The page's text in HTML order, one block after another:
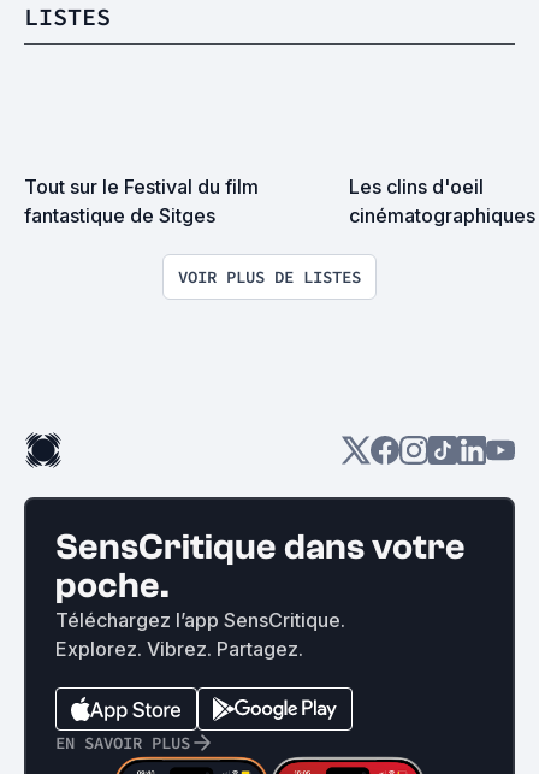
LISTES
Tout sur le Festival du film
fantastique de Sitges
Les clins d'oeil
cinématographiques
VOIR PLUS DE LISTES
SensCritique dans votre
poche.
Téléchargez l’app SensCritique.
Explorez. Vibrez. Partagez.
EN SAVOIR PLUS